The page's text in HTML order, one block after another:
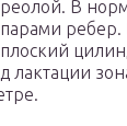
В
плоский
лактации